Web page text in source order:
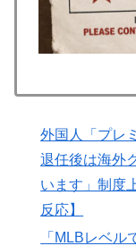
▶ 外国人「初め
る驚きの理由
さに冷や汗
▶
海外「日本の
れでも積み荷
外国人「プレ
退任後は海外
います」制度
反応】
「MLBレベ